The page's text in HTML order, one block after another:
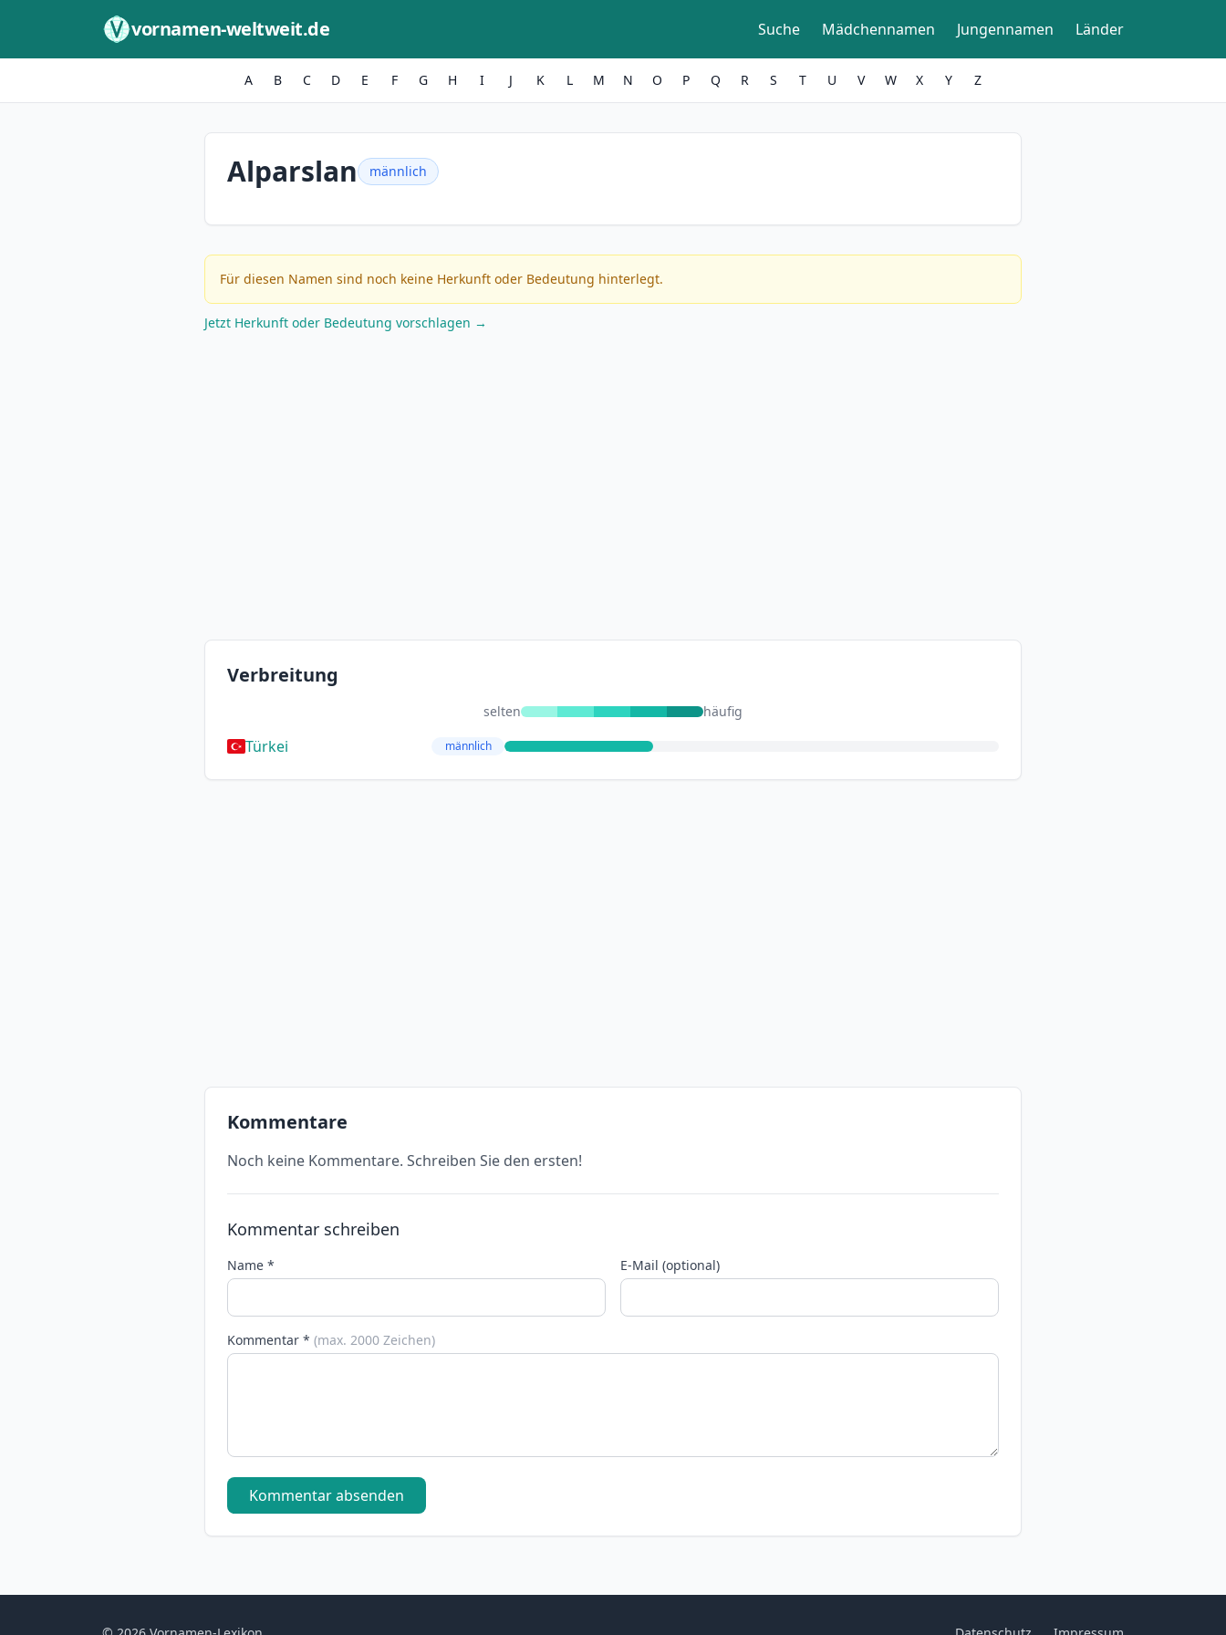
vornamen-weltweit.de Suche Mädchennamen Jungennamen Länder
A B C D E F G H I J K L M N O P Q R S T U V W X Y Z
Alparslan männlich
Für diesen Namen sind noch keine Herkunft oder Bedeutung hinterlegt.
Jetzt Herkunft oder Bedeutung vorschlagen →
Verbreitung
selten häufig
Türkei männlich
Kommentare
Noch keine Kommentare. Schreiben Sie den ersten!
Kommentar schreiben
Name * E-Mail (optional)
Kommentar * (max. 2000 Zeichen)
Kommentar absenden